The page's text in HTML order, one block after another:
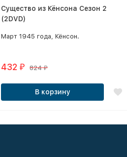
Существо из Кёнсона Сезон 2
(2DVD)
Март 1945 года, Кёнсон.
432 ₽ 824₽
В корзину